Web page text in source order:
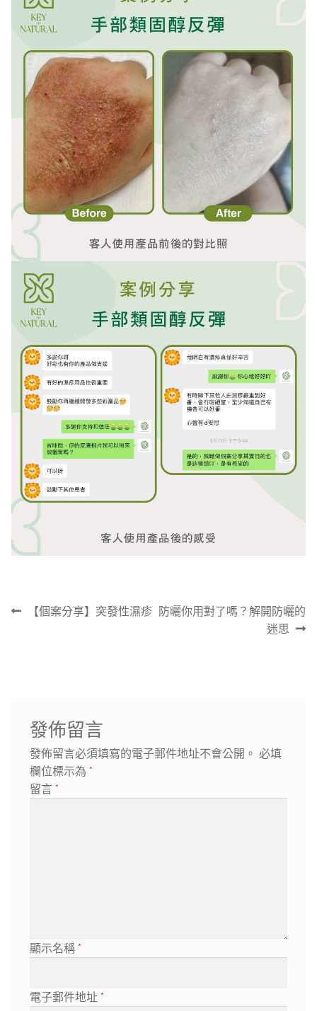
文
上
【個案分享】突發性濕疹 下
防曬你用對了嗎？解開防曬的
迷思
發佈留言
發佈留言必須填寫的電子郵件地址不會公開。 必填
欄位標示為 *
留言 *
顯示名稱 *
電子郵件地址 *